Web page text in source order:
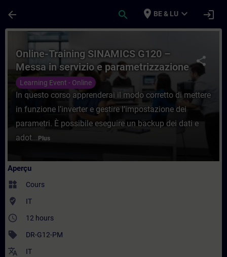
arrow_back search place BE & LU expand_more login
Cours - Online-Training SINAMICS
share
Online-Training SINAMICS G120 –
Messa in servizio e parametrizzazione
Learning Event - Online
In questo corso apprenderai il modo corretto di mettere
in funzione l’inverter e gestire l’impostazione dei
parametri. È possibile eseguire un backup dei dati e
adot... Plus
Aperçu
widgets Cours
where_to_vote IT
access_time 12 hours
sell DR-G12-PM
translate IT